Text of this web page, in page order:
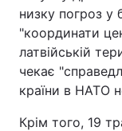
низку погроз у
"координати
латвійській
чекає
країни в НАТО
Крім того, 19